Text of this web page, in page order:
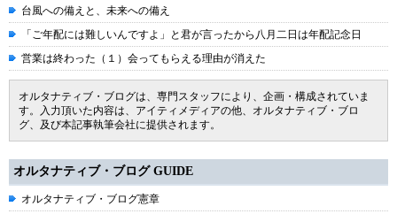
台風への備えと、未来への備え
「ご年配には難しいんですよ」と君が言ったから八月二日は年配記念日
営業は終わった（１）会ってもらえる理由が消えた
オルタナティブ・ブログは、専門スタッフにより、企画・構成されていま
す。入力頂いた内容は、アイティメディアの他、オルタナティブ・ブロ
グ、及び本記事執筆会社に提供されます。
オルタナティブ・ブログ GUIDE
オルタナティブ・ブログ憲章